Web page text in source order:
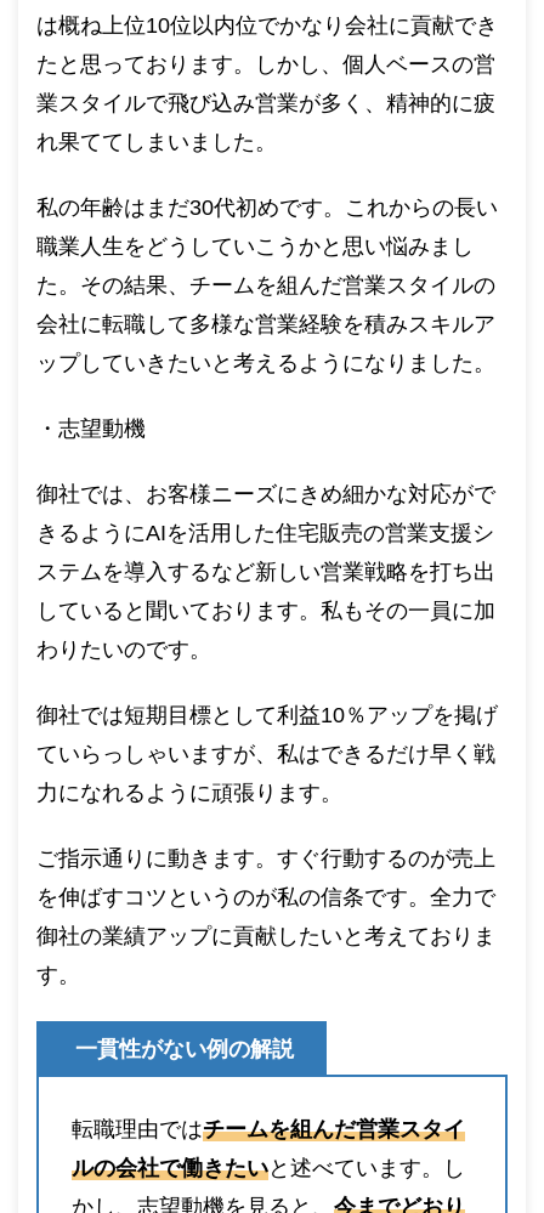
は概ね上位10位以内位でかなり会社に貢献でき
たと思っております。しかし、個人ベースの営
業スタイルで飛び込み営業が多く、精神的に疲
れ果ててしまいました。
私の年齢はまだ30代初めです。これからの長い
職業人生をどうしていこうかと思い悩みまし
た。その結果、チームを組んだ営業スタイルの
会社に転職して多様な営業経験を積みスキルア
ップしていきたいと考えるようになりました。
・志望動機
御社では、お客様ニーズにきめ細かな対応がで
きるようにAIを活用した住宅販売の営業支援シ
ステムを導入するなど新しい営業戦略を打ち出
していると聞いております。私もその一員に加
わりたいのです。
御社では短期目標として利益10％アップを掲げ
ていらっしゃいますが、私はできるだけ早く戦
力になれるように頑張ります。
ご指示通りに動きます。すぐ行動するのが売上
を伸ばすコツというのが私の信条です。全力で
御社の業績アップに貢献したいと考えておりま
す。
一貫性がない例の解説
転職理由ではチームを組んだ営業スタイ
ルの会社で働きたいと述べています。し
かし、志望動機を見ると、 今までどおり